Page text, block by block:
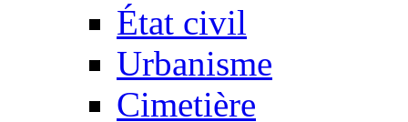
État civil
Urbanisme
Cimetière